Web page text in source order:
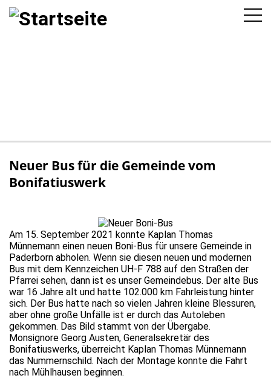
Direkt
zum
Inhalt
Neuer Bus für die Gemeinde vom
Bonifatiuswerk
Am 15. September 2021 konnte Kaplan Thomas
Münnemann einen neuen Boni-Bus für unsere Gemeinde in
Paderborn abholen. Wenn sie diesen neuen und modernen
Bus mit dem Kennzeichen UH-F 788 auf den Straßen der
Pfarrei sehen, dann ist es unser Gemeindebus. Der alte Bus
war 16 Jahre alt und hatte 102.000 km Fahrleistung hinter
sich. Der Bus hatte nach so vielen Jahren kleine Blessuren,
aber ohne große Unfälle ist er durch das Autoleben
gekommen. Das Bild stammt von der Übergabe.
Monsignore Georg Austen, Generalsekretär des
Bonifatiuswerks, überreicht Kaplan Thomas Münnemann
das Nummernschild. Nach der Montage konnte die Fahrt
nach Mühlhausen beginnen.